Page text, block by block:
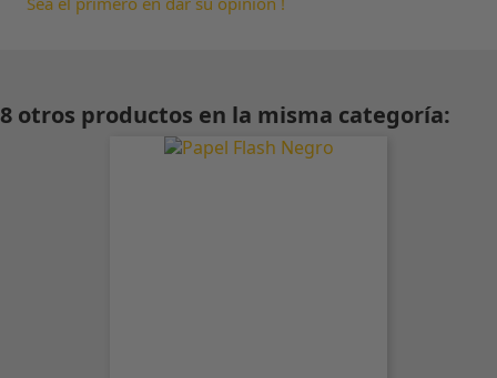
8 otros productos en la misma categoría: